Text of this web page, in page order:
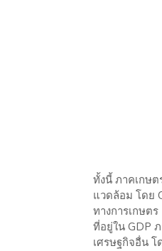
ทั้งนี้ ภาคเกษ
แวดล้อม โดย
ทางการเกษต
ที่อยู่ใน GDP
เศรษฐกิจอื่น